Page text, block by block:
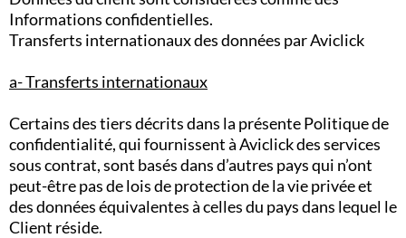
Informations confidentielles.
Transferts internationaux des données par Aviclick
a- Transferts internationaux
Certains des tiers décrits dans la présente Politique de
confidentialité, qui fournissent à Aviclick des services
sous contrat, sont basés dans d’autres pays qui n’ont
peut-être pas de lois de protection de la vie privée et
des données équivalentes à celles du pays dans lequel le
Client réside.